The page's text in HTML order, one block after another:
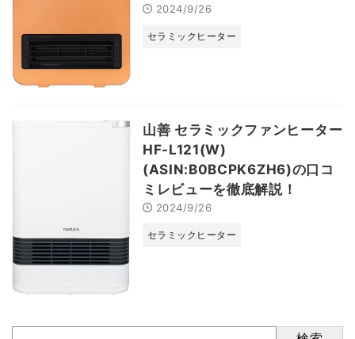
2024/9/26
セラミックヒーター
山善 セラミックファンヒーター
HF-L121(W)
(ASIN:B0BCPK6ZH6)の口コ
ミレビューを徹底解説！
2024/9/26
セラミックヒーター